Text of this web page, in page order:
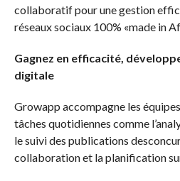
collaboratif pour une gestion
réseaux sociaux 100% «made in
Gagnez en efficacité,
digitale
Growapp accompagne les
tâches quotidiennes comme
le suivi des publications
collaboration et la planification